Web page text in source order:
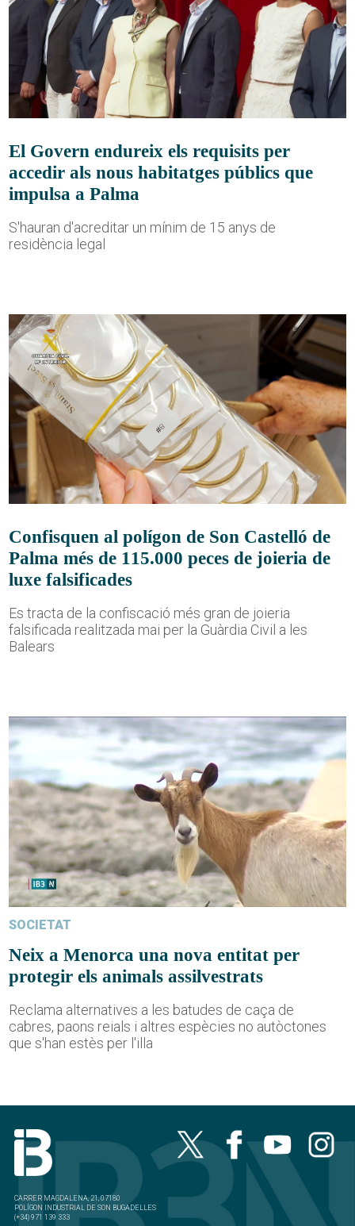
El Govern endureix els requisits per
accedir als nous habitatges públics que
impulsa a Palma
S'hauran d'acreditar un mínim de 15 anys de
residència legal
Confisquen al polígon de Son Castelló de
Palma més de 115.000 peces de joieria de
luxe falsificades
Es tracta de la confiscació més gran de joieria
falsificada realitzada mai per la Guàrdia Civil a les
Balears
SOCIETAT
Neix a Menorca una nova entitat per
protegir els animals assilvestrats
Reclama alternatives a les batudes de caça de
cabres, paons reials i altres espècies no autòctones
que s'han estès per l'illa
CARRER MAGDALENA, 21, 07180
POLÍGON INDUSTRIAL DE SON BUGADELLES
(+34) 971 139 333